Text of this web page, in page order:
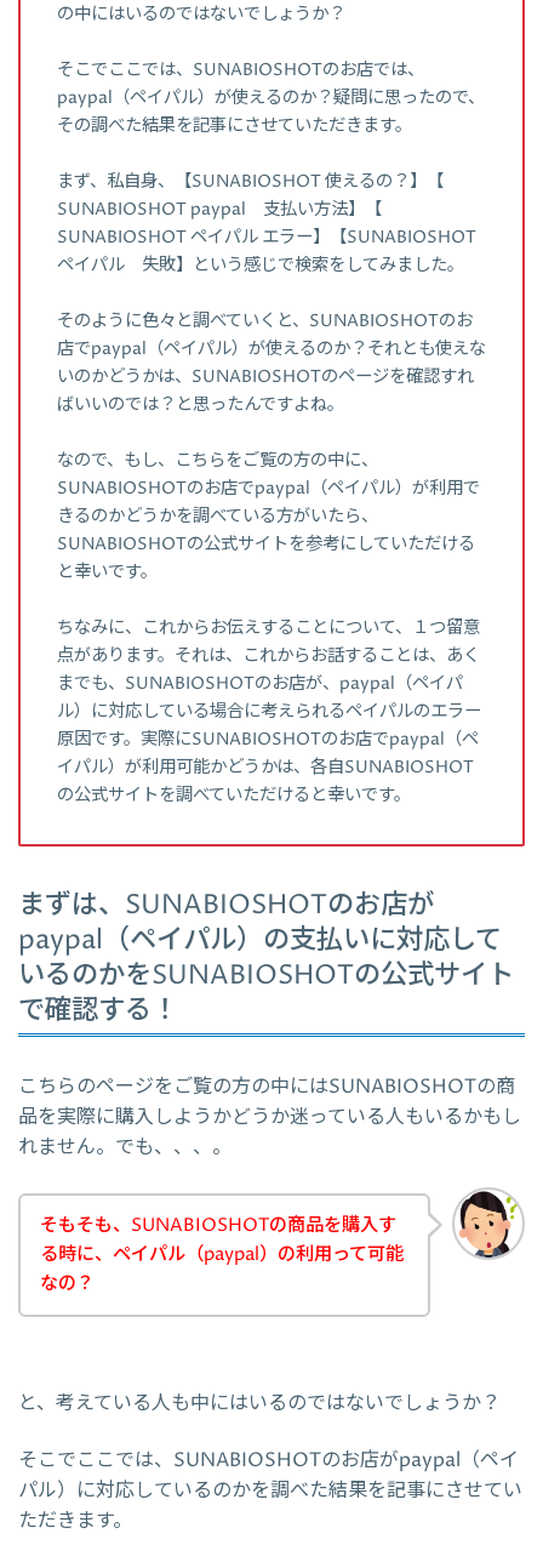
の中にはいるのではないでしょうか？
そこでここでは、SUNABIOSHOTのお店では、
paypal（ペイパル）が使えるのか？疑問に思ったので、
その調べた結果を記事にさせていただきます。
まず、私自身、【SUNABIOSHOT 使えるの？】【
SUNABIOSHOT paypal 支払い方法】【
SUNABIOSHOT ペイパル エラー】【SUNABIOSHOT
ペイパル 失敗】という感じで検索をしてみました。
そのように色々と調べていくと、SUNABIOSHOTのお
店でpaypal（ペイパル）が使えるのか？それとも使えな
いのかどうかは、SUNABIOSHOTのページを確認すれ
ばいいのでは？と思ったんですよね。
なので、もし、こちらをご覧の方の中に、
SUNABIOSHOTのお店でpaypal（ペイパル）が利用で
きるのかどうかを調べている方がいたら、
SUNABIOSHOTの公式サイトを参考にしていただける
と幸いです。
ちなみに、これからお伝えすることについて、１つ留意
点があります。それは、これからお話することは、あく
までも、SUNABIOSHOTのお店が、paypal（ペイパ
ル）に対応している場合に考えられるペイパルのエラー
原因です。実際にSUNABIOSHOTのお店でpaypal（ペ
イパル）が利用可能かどうかは、各自SUNABIOSHOT
の公式サイトを調べていただけると幸いです。
まずは、SUNABIOSHOTのお店が
paypal（ペイパル）の支払いに対応して
いるのかをSUNABIOSHOTの公式サイト
で確認する！
こちらのページをご覧の方の中にはSUNABIOSHOTの商
品を実際に購入しようかどうか迷っている人もいるかもし
れません。でも、、、。
そもそも、SUNABIOSHOTの商品を購入す
る時に、ペイパル（paypal）の利用って可能
なの？
と、考えている人も中にはいるのではないでしょうか？
そこでここでは、SUNABIOSHOTのお店がpaypal（ペイ
パル）に対応しているのかを調べた結果を記事にさせてい
ただきます。